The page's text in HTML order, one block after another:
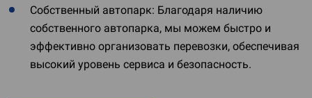
Собственный автопарк: Благодаря наличию
собственного автопарка, мы можем быстро и
эффективно организовать перевозки, обеспечивая
высокий уровень сервиса и безопасность.